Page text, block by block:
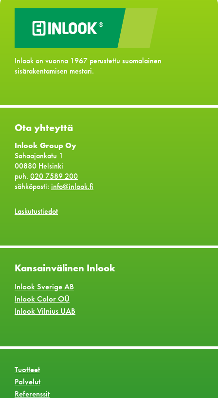
Inlook on vuonna 1967 perustettu suomalainen
sisärakentamisen mestari.
Ota yhteyttä
Inlook Group Oy
Sahaajankatu 1
00880 Helsinki
puh. 020 7589 200
sähköposti: info@inlook.fi
Laskutustiedot
Kansainvälinen Inlook
Inlook Sverige AB
Inlook Color OÜ
Inlook Vilnius UAB
Tuotteet
Palvelut
Referenssit